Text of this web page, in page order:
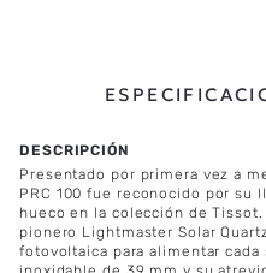
Presentado por primera vez a
PRC 100 fue reconocido por su
hueco en la colección de
pionero Lightmaster Solar
fotovoltaica para alimentar cada